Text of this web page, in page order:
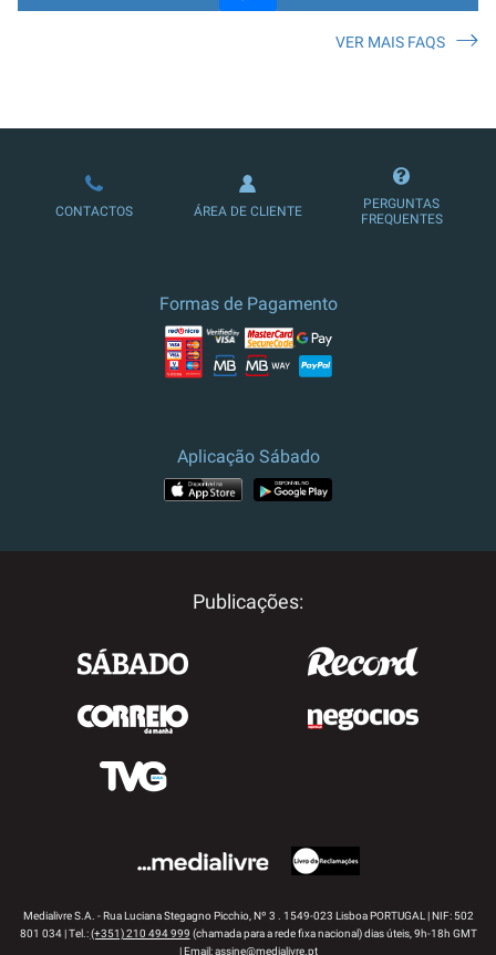
LOJA DE ASSINATURAS
VER MAIS FAQS
CONTACTOS ÁREA DE CLIENTE
PERGUNTAS
FREQUENTES
Formas de Pagamento
Aplicação Sábado
Publicações:
Medialivre S.A. - Rua Luciana Stegagno Picchio, Nº 3 . 1549-023 Lisboa PORTUGAL | NIF: 502
801 034 | Tel.:(+351) 210 494 999 (chamada para a rede fixa nacional) dias úteis, 9h-18h GMT
| Email:assine@medialivre.pt